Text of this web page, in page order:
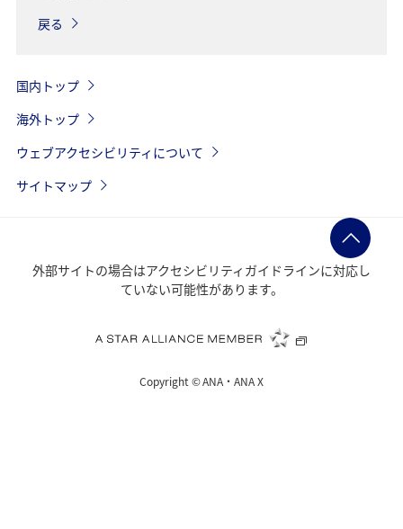
戻る
国内トップ
海外トップ
ウェブアクセシビリティについて
サイトマップ
外部サイトの場合はアクセシビリティガイドラインに対応し
ていない可能性があります。
Copyright ©ANA・ANA X